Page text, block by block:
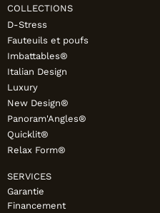
COLLECTIONS
D-Stress
Fauteuils et poufs
Imbattables®
Italian Design
Luxury
New Design®
Panoram'Angles®
Quicklit®
Relax Form®
SERVICES
Garantie
Financement